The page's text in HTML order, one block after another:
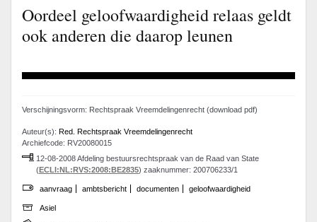
Oordeel geloofwaardigheid relaas geldt
ook anderen die daarop leunen
Verschijningsvorm: Rechtspraak Vreemdelingenrecht (download pdf)
Auteur(s): Red. Rechtspraak Vreemdelingenrecht
Archiefcode: RV20080015
12-08-2008 Afdeling bestuursrechtspraak van de Raad van State
(ECLI:NL:RVS:2008:BE2835) zaaknummer: 200706233/1
aanvraag ambtsbericht documenten geloofwaardigheid
Asiel